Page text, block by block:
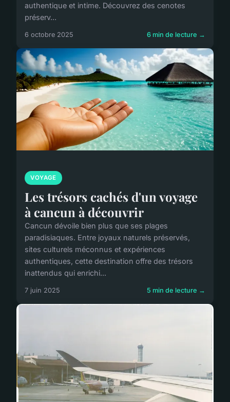
authentique et intime. Découvrez des cenotes
préserv...
6 octobre 2025 6 min de lecture →
VOYAGE
Les trésors cachés d'un voyage
à cancun à découvrir
Cancun dévoile bien plus que ses plages
paradisiaques. Entre joyaux naturels préservés,
sites culturels méconnus et expériences
authentiques, cette destination offre des trésors
inattendus qui enrichi...
7 juin 2025 5 min de lecture →